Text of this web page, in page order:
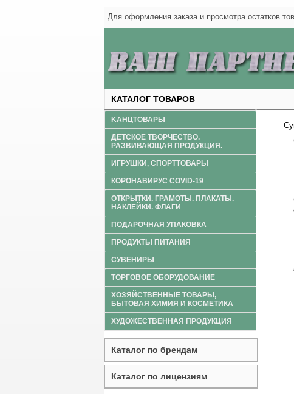
Для оформления заказа и просмотра остатков
КАТАЛОГ ТОВАРОВ
KАНЦТОВАРЫ
ДЕТСКОЕ ТВОРЧЕСТВО.
РАЗВИВАЮЩАЯ ПРОДУКЦИЯ.
ИГРУШКИ, СПОРТТОВАРЫ
КОРОНАВИРУС COVID-19
ОТКРЫТКИ. ГРАМОТЫ. ПЛАКАТЫ.
НАКЛЕЙКИ. ФЛАГИ
ПОДАРОЧНАЯ УПАКОВКА
ПРОДУКТЫ ПИТАНИЯ
СУВЕНИРЫ
ТОРГОВОЕ ОБОРУДОВАНИЕ
ХОЗЯЙСТВЕННЫЕ ТОВАРЫ,
БЫТОВАЯ ХИМИЯ И КОСМЕТИКА
ХУДОЖЕСТВЕННАЯ ПРОДУКЦИЯ
Каталог по брендам
Каталог по лицензиям